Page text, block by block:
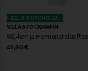
EELIS KUPONGIGA
VILLA STOCKMANN
WC-hari ja marmorist alus Pisa
Original Price
42,90 €